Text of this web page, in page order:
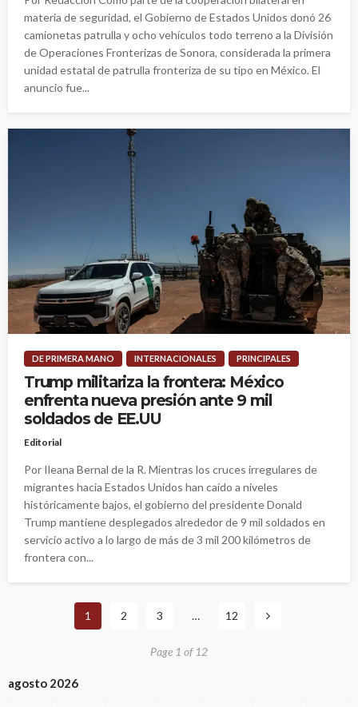
materia de seguridad, el Gobierno de Estados Unidos donó 26
camionetas patrulla y ocho vehículos todo terreno a la División
de Operaciones Fronterizas de Sonora, considerada la primera
unidad estatal de patrulla fronteriza de su tipo en México. El
anuncio fue...
DE PRIMERA MANO INTERNACIONALES PRINCIPALES
Trump militariza la frontera: México
enfrenta nueva presión ante 9 mil
soldados de EE.UU
Editorial
Por Ileana Bernal de la R. Mientras los cruces irregulares de
migrantes hacia Estados Unidos han caído a niveles
históricamente bajos, el gobierno del presidente Donald
Trump mantiene desplegados alrededor de 9 mil soldados en
servicio activo a lo largo de más de 3 mil 200 kilómetros de
frontera con...
1 2 3 … 12
Page 1 of 12
agosto 2026